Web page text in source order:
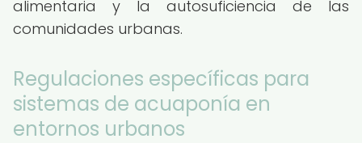
alimentaria y la autosuficiencia de las
comunidades urbanas.
Regulaciones específicas para
sistemas de acuaponía en
entornos urbanos